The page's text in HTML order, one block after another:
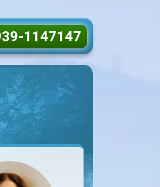
1147147